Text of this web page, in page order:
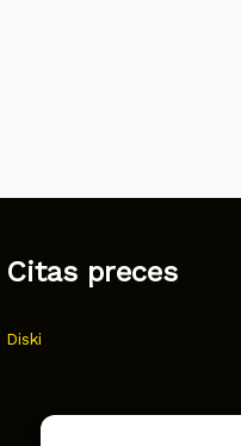
Citas preces
Diski